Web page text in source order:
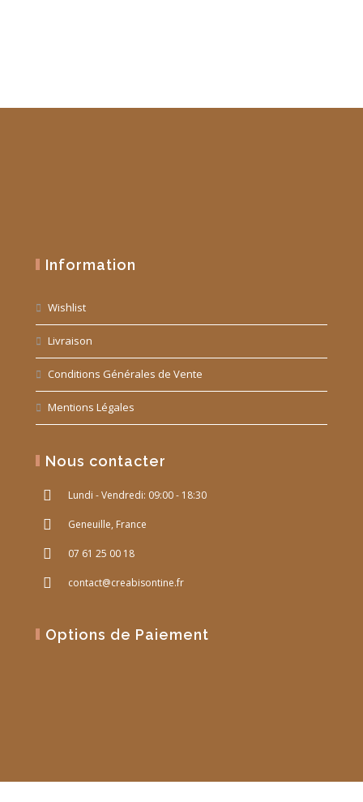
Information
Wishlist
Livraison
Conditions Générales de Vente
Mentions Légales
Nous contacter
Lundi - Vendredi: 09:00 - 18:30
Geneuille, France
07 61 25 00 18
contact@creabisontine.fr
Options de Paiement